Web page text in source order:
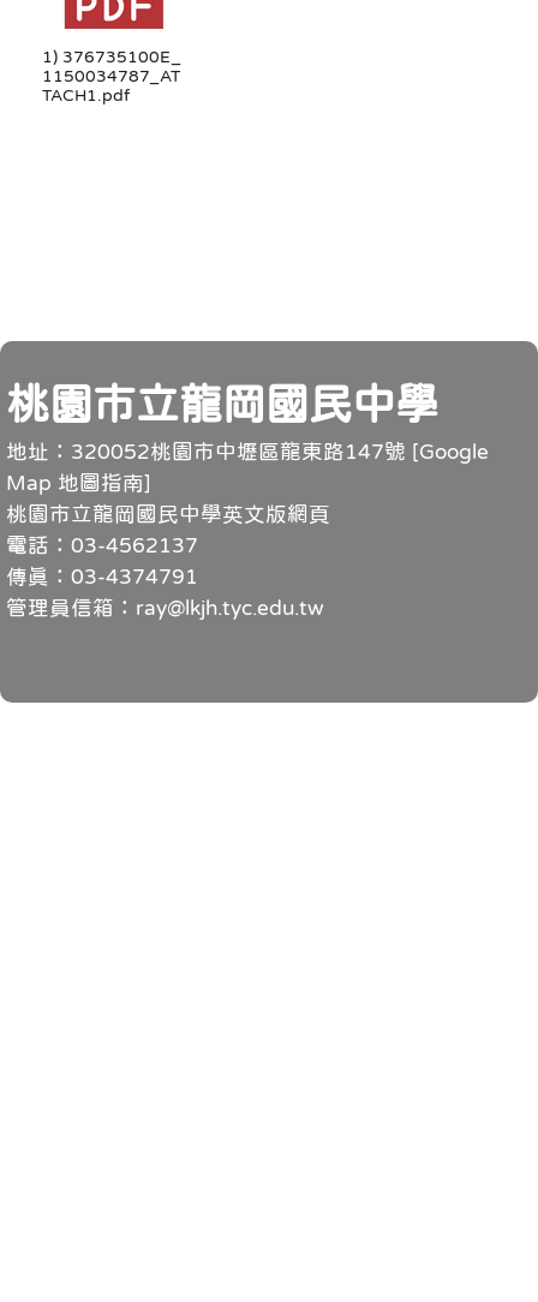
1) 376735100E_
1150034787_AT
TACH1.pdf
頁尾
桃園市立龍岡國民中學
地址：320052桃園市中壢區龍東路147號 [Google
Map 地圖指南]
桃園市立龍岡國民中學英文版網頁
電話：03-4562137
傳真：03-4374791
管理員信箱：ray@lkjh.tyc.edu.tw